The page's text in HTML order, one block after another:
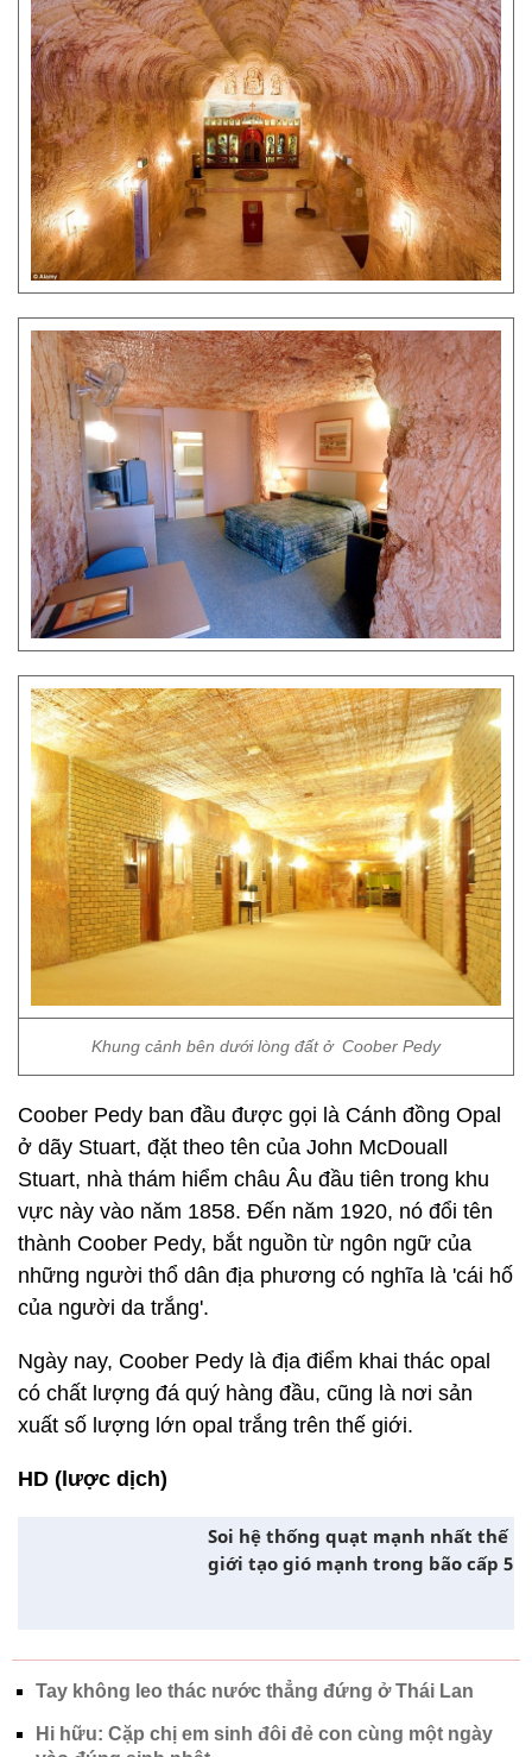
Khung cảnh bên dưới lòng đất ở Coober Pedy
Coober Pedy ban đầu được gọi là Cánh đồng Opal
ở dãy Stuart, đặt theo tên của John McDouall
Stuart, nhà thám hiểm châu Âu đầu tiên trong khu
vực này vào năm 1858. Đến năm 1920, nó đổi tên
thành Coober Pedy, bắt nguồn từ ngôn ngữ của
những người thổ dân địa phương có nghĩa là 'cái hố
của người da trắng'.
Ngày nay, Coober Pedy là địa điểm khai thác opal
có chất lượng đá quý hàng đầu, cũng là nơi sản
xuất số lượng lớn opal trắng trên thế giới.
HD (lược dịch)
Soi hệ thống quạt mạnh nhất thế
giới tạo gió mạnh trong bão cấp 5
Tay không leo thác nước thẳng đứng ở Thái Lan
Hi hữu: Cặp chị em sinh đôi đẻ con cùng một ngày